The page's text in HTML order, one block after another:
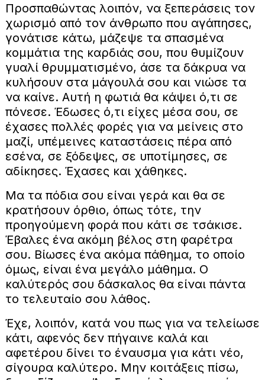
Προσπαθώντας λοιπόν, να ξεπεράσεις τον
χωρισμό από τον άνθρωπο που αγάπησες,
γονάτισε κάτω, μάζεψε τα σπασμένα
κομμάτια της καρδιάς σου, που θυμίζουν
γυαλί θρυμματισμένο, άσε τα δάκρυα να
κυλήσουν στα μάγουλά σου και νιώσε τα
να καίνε. Αυτή η φωτιά θα κάψει ό,τι σε
πόνεσε. Έδωσες ό,τι είχες μέσα σου, σε
έχασες πολλές φορές για να μείνεις στο
μαζί, υπέμεινες καταστάσεις πέρα από
εσένα, σε ξόδεψες, σε υποτίμησες, σε
αδίκησες. Έχασες και χάθηκες.
Μα τα πόδια σου είναι γερά και θα σε
κρατήσουν όρθιο, όπως τότε, την
προηγούμενη φορά που κάτι σε τσάκισε.
Έβαλες ένα ακόμη βέλος στη φαρέτρα
σου. Βίωσες ένα ακόμα πάθημα, το οποίο
όμως, είναι ένα μεγάλο μάθημα. Ο
καλύτερός σου δάσκαλος θα είναι πάντα
το τελευταίο σου λάθος.
Έχε, λοιπόν, κατά νου πως για να τελείωσε
κάτι, αφενός δεν πήγαινε καλά και
αφετέρου δίνει το έναυσμα για κάτι νέο,
σίγουρα καλύτερο. Μην κοιτάξεις πίσω,